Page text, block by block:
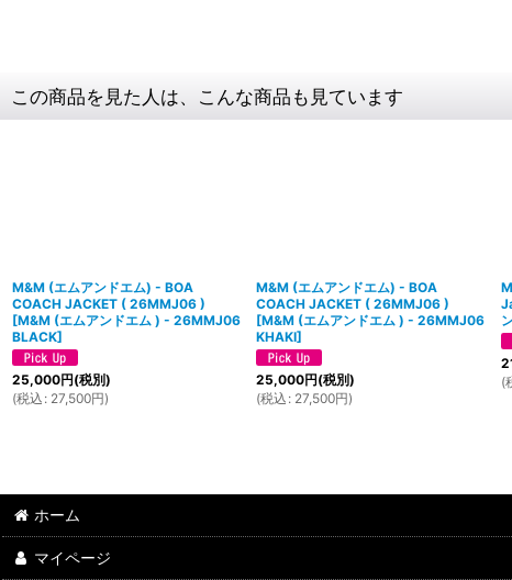
この商品を見た人は、こんな商品も見ています
M&M (エムアンドエム) - BOA
COACH JACKET ( 26MMJ06 )
[M&M (エムアンドエム ) - 26MMJ06
BLACK]
25,000円(税別)
(税込 : 27,500円)
M&M (エムアンドエム) - BOA
COACH JACKET ( 26MMJ06 )
[M&M (エムアンドエム ) - 26MMJ06
KHAKI]
25,000円(税別)
(税込 : 27,500円)
(
ホーム
マイページ